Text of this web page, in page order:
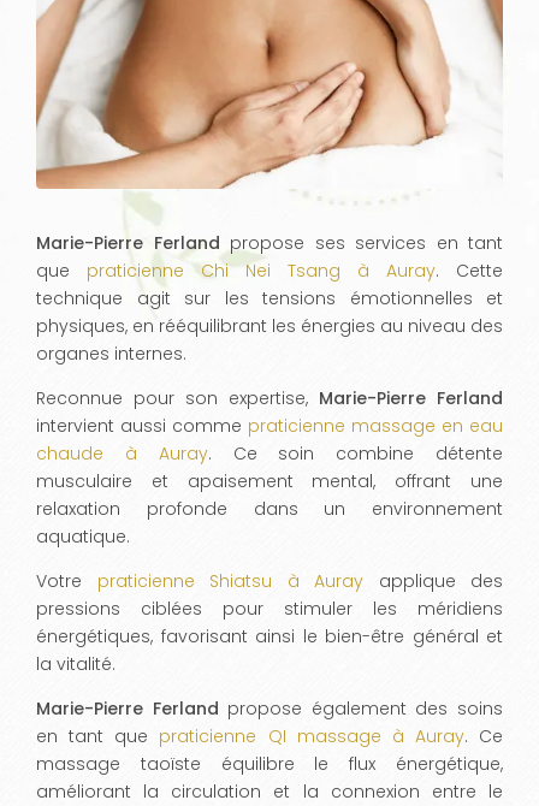
Marie-Pierre Ferland propose ses services en tant
que praticienne Chi Nei Tsang à Auray. Cette
technique agit sur les tensions émotionnelles et
physiques, en rééquilibrant les énergies au niveau des
organes internes.
Reconnue pour son expertise, Marie-Pierre Ferland
intervient aussi comme praticienne massage en eau
chaude à Auray. Ce soin combine détente
musculaire et apaisement mental, offrant une
relaxation profonde dans un environnement
aquatique.
Votre praticienne Shiatsu à Auray applique des
pressions ciblées pour stimuler les méridiens
énergétiques, favorisant ainsi le bien-être général et
la vitalité.
Marie-Pierre Ferland propose également des soins
en tant que praticienne QI massage à Auray. Ce
massage taoïste équilibre le flux énergétique,
améliorant la circulation et la connexion entre le